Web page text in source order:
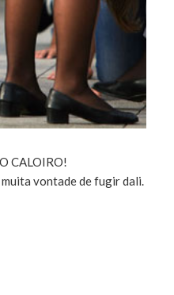
CALOIRO!
muita vontade de fugir dali.